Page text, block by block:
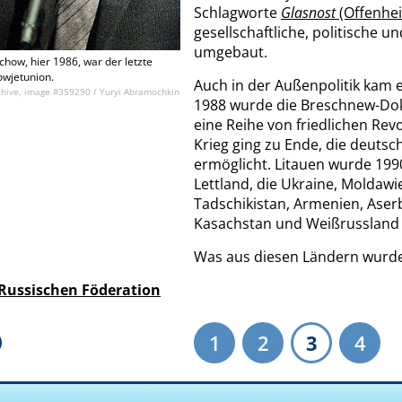
hier 1986, war der letzte
image #359290 / Yuryi Abramochkin
Schlagworte Glasnost
gesellschaftliche, politische
umgebaut.
Auch in der Außenpolitik kam
1988 wurde die Breschnew-
eine Reihe von friedlichen
Krieg ging zu Ende, die
ermöglicht. Litauen wurde
Lettland, die Ukraine,
Tadschikistan, Armenien,
Kasachstan und Weißrussland
Was aus diesen Ländern
Föderation
1 2 3 4